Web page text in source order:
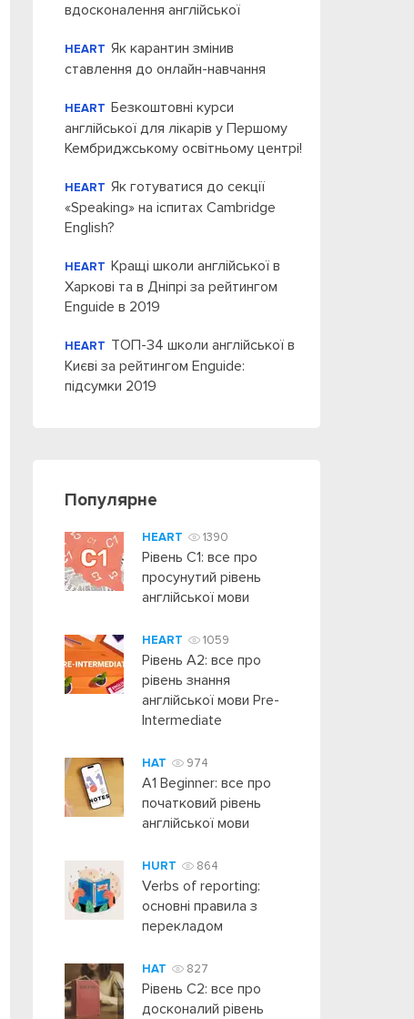
вдосконалення англійської
HEART Як карантин змінив
ставлення до онлайн-навчання
HEART Безкоштовні курси
англійської для лікарів у Першому
Кембриджському освітньому центрі!
HEART Як готуватися до секції
«Speaking» на іспитах Cambridge
English?
HEART Кращі школи англійської в
Харкові та в Дніпрі за рейтингом
Enguide в 2019
HEART ТОП-34 школи англійської в
Києві за рейтингом Enguide:
підсумки 2019
Популярне
HEART 1390
Рівень C1: все про
просунутий рівень
англійської мови
HEART 1059
Рівень А2: все про
рівень знання
англійської мови Pre-
Intermediate
HAT 974
A1 Beginner: все про
початковий рівень
англійської мови
HURT 864
Verbs of reporting:
основні правила з
перекладом
HAT 827
Рівень C2: все про
досконалий рівень